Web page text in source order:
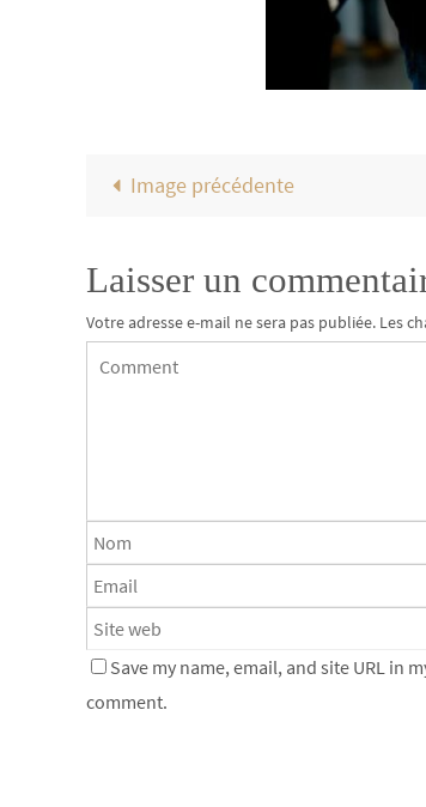
Image précédente
Laisser un
Votre adresse e-mail ne sera pas publiée. Les
Save my name, email, and site URL in
comment.